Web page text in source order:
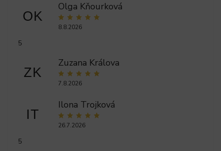
OK
Olga Kňourková
8.8.2026
5
ZK
Zuzana Králova
7.8.2026
IT
Ilona Trojková
26.7.2026
5